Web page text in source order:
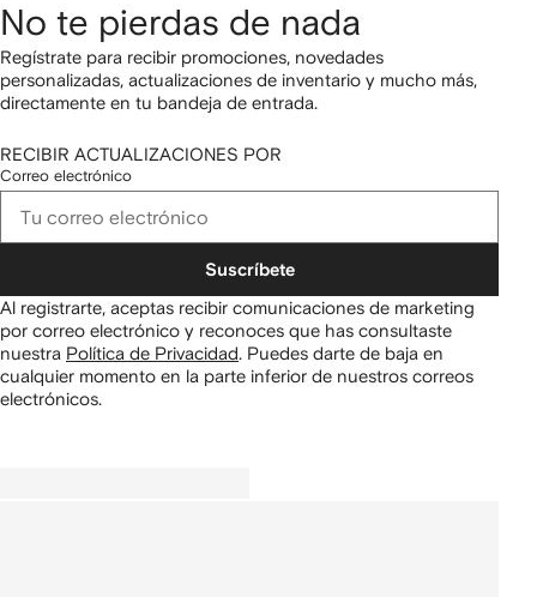
No te pierdas de nada
Regístrate para recibir promociones, novedades
personalizadas, actualizaciones de inventario y mucho más,
directamente en tu bandeja de entrada.
RECIBIR ACTUALIZACIONES POR
Correo electrónico
Suscríbete
Al registrarte, aceptas recibir comunicaciones de marketing
por correo electrónico y reconoces que has consultaste
nuestra Política de Privacidad. Puedes darte de baja en
cualquier momento en la parte inferior de nuestros correos
electrónicos.